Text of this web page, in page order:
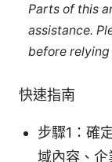
Parts of this
assistance.
before relying
快速指南
步驟1：確
域內容、企